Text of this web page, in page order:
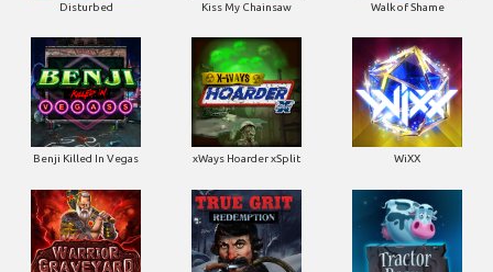
Disturbed Kiss My Chainsaw Walk of Shame
Benji Killed In Vegas xWays Hoarder xSplit WiXX